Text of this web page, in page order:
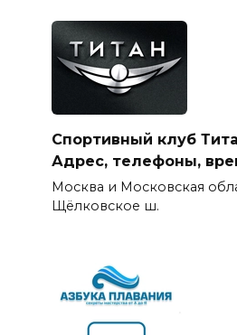
Спортивный клуб
Адрес, телефоны,
Москва и Московская
Щёлковское ш.